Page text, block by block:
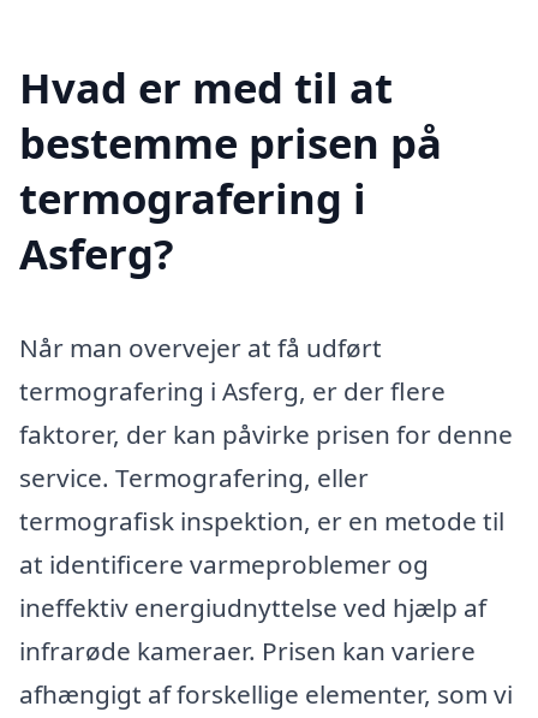
Hvad er med til at
bestemme prisen på
termografering i
Asferg?
Når man overvejer at få udført
termografering i Asferg, er der flere
faktorer, der kan påvirke prisen for denne
service. Termografering, eller
termografisk inspektion, er en metode til
at identificere varmeproblemer og
ineffektiv energiudnyttelse ved hjælp af
infrarøde kameraer. Prisen kan variere
afhængigt af forskellige elementer, som vi